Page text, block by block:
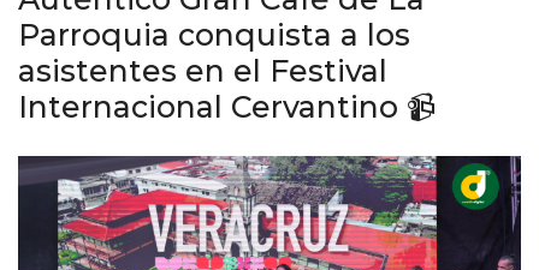
Parroquia conquista a los
asistentes en el Festival
Internacional Cervantino 📹